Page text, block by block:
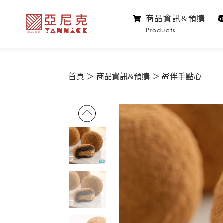
商品資訊&預購
Products
首頁 商品資訊&預購 🎁伴手點心